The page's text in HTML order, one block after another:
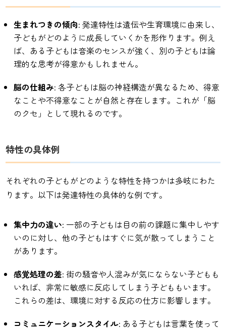
生まれつきの傾向: 発達特性は遺伝や生育環境に由来し、
子どもがどのように成長していくかを形作ります。例え
ば、ある子どもは音楽のセンスが強く、別の子どもは論
理的な思考が得意かもしれません。
脳の仕組み: 各子どもは脳の神経構造が異なるため、得意
なことや不得意なことが自然と存在します。これが「脳
のクセ」として現れるのです。
特性の具体例
それぞれの子どもがどのような特性を持つかは多岐にわた
ります。以下は発達特性の具体的な例です。
集中力の違い: 一部の子どもは目の前の課題に集中しやす
いのに対し、他の子どもはすぐに気が散ってしまうこと
があります。
感覚処理の差: 街の騒音や人混みが気にならない子どもも
いれば、非常に敏感に反応してしまう子どももいます。
これらの差は、環境に対する反応の仕方に影響します。
コミュニケーションスタイル: ある子どもは言葉を使って